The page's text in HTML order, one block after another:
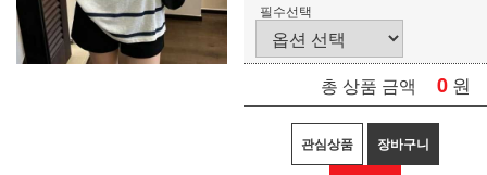
필수선택
총 상품 금액 0 원
관심상품 장바구니